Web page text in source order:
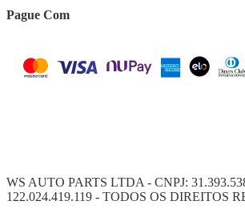
Pague Com
WS AUTO PARTS LTDA - CNPJ:
122.024.419.119 - TODOS OS DIREITOS